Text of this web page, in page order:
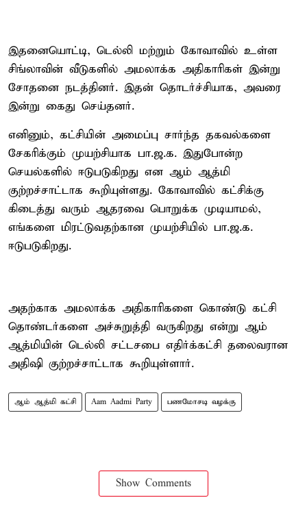
இதனையொட்டி, டெல்லி மற்றும் கோவாவில் உள்ள
சிங்லாவின் வீடுகளில் அமலாக்க அதிகாரிகள் இன்று
சோதனை நடத்தினர். இதன் தொடர்ச்சியாக, அவரை
இன்று கைது செய்தனர்.
எனினும், கட்சியின் அமைப்பு சார்ந்த தகவல்களை
சேகரிக்கும் முயற்சியாக பா.ஜ.க. இதுபோன்ற
செயல்களில் ஈடுபடுகிறது என ஆம் ஆத்மி
குற்றச்சாட்டாக கூறியுள்ளது. கோவாவில் கட்சிக்கு
கிடைத்து வரும் ஆதரவை பொறுக்க முடியாமல்,
எங்களை மிரட்டுவதற்கான முயற்சியில் பா.ஜ.க.
ஈடுபடுகிறது.
அதற்காக அமலாக்க அதிகாரிகளை கொண்டு கட்சி
தொண்டர்களை அச்சுறுத்தி வருகிறது என்று ஆம்
ஆத்மியின் டெல்லி சட்டசபை எதிர்க்கட்சி தலைவரான
அதிஷி குற்றச்சாட்டாக கூறியுள்ளார்.
ஆம் ஆத்மி கட்சி Aam Aadmi Party பணமோசடி வழக்கு
Show Comments